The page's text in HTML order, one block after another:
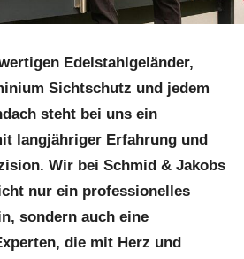
Edelstahlgeländer,
Sichtschutz und jedem
steht bei uns ein
langjähriger Erfahrung und
Wir bei Schmid & Jakobs
nur ein professionelles
sondern auch eine
die mit Herz und